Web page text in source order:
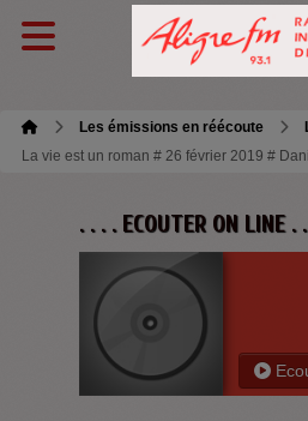
Les émissions en réécoute
La vie est un roman # 26 février 2019 #
. . . . ECOUTER ON LINE .